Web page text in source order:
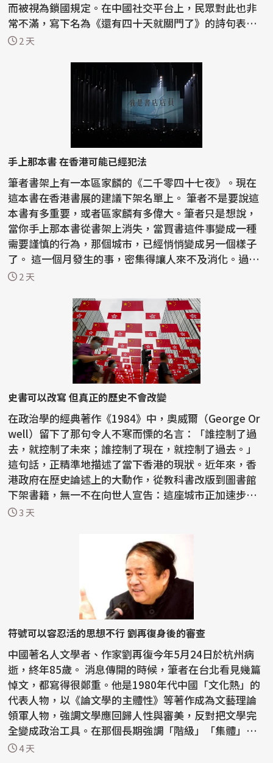
而被視為鎖國規定。在中國社交平台上，民眾對此也非
常不滿，寫下名為《還有四十天就關門了》的詩句表達
憤怒...
2 天
手上那本書 在香港可能已經犯法
筆者書架上有一本區家麟的《二千零四十七夜》。現在
這本書在香港書展的建議下架名單上。 筆者不是要說這
本書有多重要，或者區家麟有多偉大。筆者只是想說，
當你手上那本書從書架上消失，當買書這件事變成一種
需要謹慎的行為，那個城市，已經悄悄變成另一個樣子
了。 這一個月發生的事，密集得讓人來不及消化。過去
半...2 天
史書可以改寫 但真正的歷史不會改變
在政治學的經典著作《1984》中，奧威爾（George Or
well）留下了那句令人不寒而慄的名言：「誰控制了過
去，就控制了未來；誰控制了現在，就控制了過去。」
這句話，正精準地描述了當下香港的現狀。近年來，香
港政府在歷史論述上的大動作，從教科書改版到圖書館
下架書籍，無一不在向世人宣告：這座城市正加速步入
一種由...
3 天
符號可以容忍活的思想不行 劉再復身後的審查
中國著名人文學者、作家劉再復今年5月24日於杭州病
逝，終年85歲。 消息傳開的時候，筆者在台北看見幾篇
悼文，都寫得很鄭重。他是1980年代中國「文化熱」的
代表人物，以《論文學的主體性》等著作成為文藝理論
領軍人物，強調文學應回歸人性與審美，反對把文學完
全變成政治工具。在那個長期強調「階級」「集體」
「革命敘...
4 天